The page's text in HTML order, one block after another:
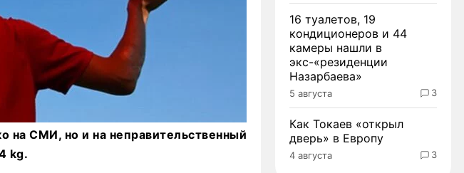
на СМИ, но и на неправительственный
kg.
16 туалетов, 19
кондиционеров и 44
камеры нашли в
экс-«резиденции
Назарбаева»
5 августа 3
Как Токаев «открыл
дверь» в Европу
4 августа 3